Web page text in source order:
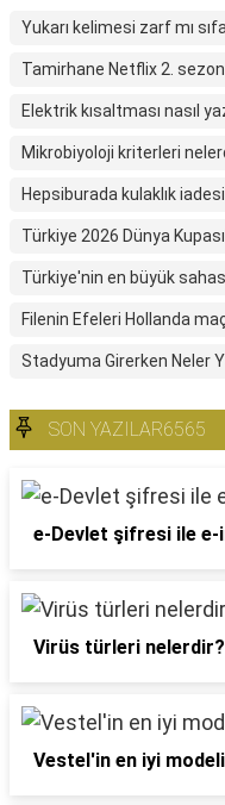
Yukarı kelimesi zarf mı
Tamirhane Netflix 2.
Elektrik kısaltması nasıl
Mikrobiyoloji kriterleri
Hepsiburada kulaklık
Türkiye 2026 Dünya
Türkiye'nin en büyük
Filenin Efeleri Hollanda
Stadyuma Girerken Neler
SON YAZILAR6565
e-Devlet şifresi ile e-
Virüs türleri nelerdir?
Vestel'in en iyi